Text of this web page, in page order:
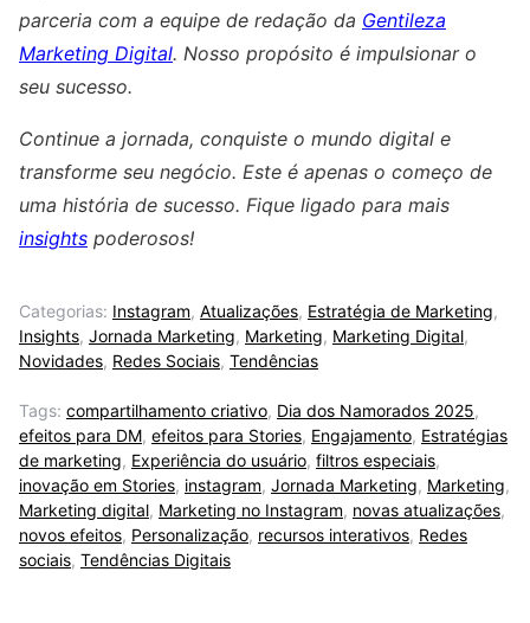
parceria com a equipe de redação da Gentileza
Marketing Digital. Nosso propósito é impulsionar o
seu sucesso.
Continue a jornada, conquiste o mundo digital e
transforme seu negócio. Este é apenas o começo de
uma história de sucesso. Fique ligado para mais
insights poderosos!
Categorias: Instagram, Atualizações, Estratégia de Marketing,
Insights, Jornada Marketing, Marketing, Marketing Digital,
Novidades, Redes Sociais, Tendências
Tags: compartilhamento criativo, Dia dos Namorados 2025,
efeitos para DM, efeitos para Stories, Engajamento, Estratégias
de marketing, Experiência do usuário, filtros especiais,
inovação em Stories, instagram, Jornada Marketing, Marketing,
Marketing digital, Marketing no Instagram, novas atualizações,
novos efeitos, Personalização, recursos interativos, Redes
sociais, Tendências Digitais